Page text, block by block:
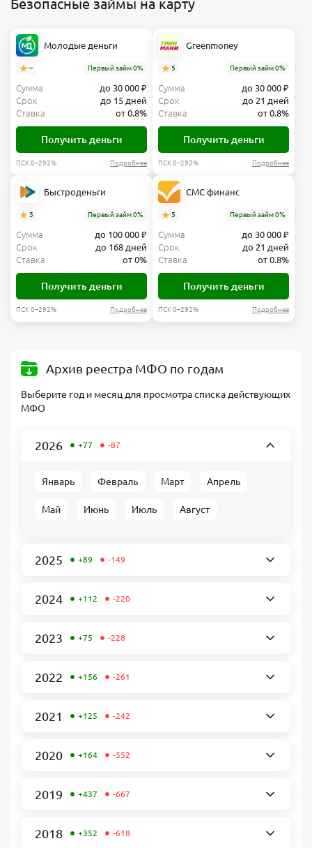
Безопасные займы на карту
Молодые деньги
– Первый займ 0%
Сумма
до 30 000 ₽
Срок
до 15 дней
Ставка
от 0.8%
Получить деньги
ПСК 0–292% Подробнее
Greenmoney
5 Первый займ 0%
Сумма
до 30 000 ₽
Срок
до 21 дней
Ставка
от 0.8%
Получить деньги
ПСК 0–292% Подробнее
Быстроденьги
5 Первый займ 0%
Сумма
до 100 000 ₽
Срок
до 168 дней
Ставка
от 0%
Получить деньги
ПСК 0–292% Подробнее
СМС финанс
5 Первый займ 0%
Сумма
до 30 000 ₽
Срок
до 21 дней
Ставка
от 0.8%
Получить деньги
ПСК 0–292% Подробнее
Архив реестра МФО по годам
Выберите год и месяц для просмотра списка действующих
МФО
2026 • +77 • -87
Январь Февраль Март Апрель
Май Июнь Июль Август
2025 • +89 • -149
2024 • +112 • -220
2023 • +75 • -228
2022 • +156 • -261
2021 • +125 • -242
2020 • +164 • -552
2019 • +437 • -667
2018 • +352 • -618